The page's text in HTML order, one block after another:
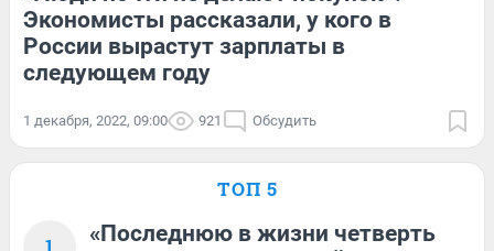
Экономисты рассказали, у кого в
России вырастут зарплаты в
следующем году
1 декабря, 2022, 09:00 921 Обсудить
ТОП 5
«Последнюю в жизни четверть